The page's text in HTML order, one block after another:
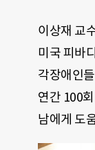
이상재 교
미국 피바
각장애인
연간 100
남에게 도